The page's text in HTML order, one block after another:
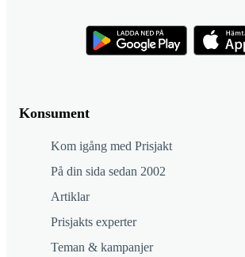
Konsument
Kom igång med Prisjakt
På din sida sedan 2002
Artiklar
Prisjakts experter
Teman & kampanjer